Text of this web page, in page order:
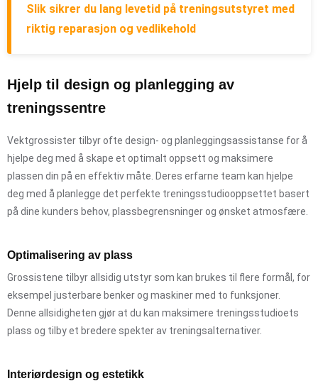
Slik sikrer du lang levetid på treningsutstyret med
riktig reparasjon og vedlikehold
Hjelp til design og planlegging av
treningssentre
Vektgrossister tilbyr ofte design- og planleggingsassistanse for å
hjelpe deg med å skape et optimalt oppsett og maksimere
plassen din på en effektiv måte. Deres erfarne team kan hjelpe
deg med å planlegge det perfekte treningsstudiooppsettet basert
på dine kunders behov, plassbegrensninger og ønsket atmosfære.
Optimalisering av plass
Grossistene tilbyr allsidig utstyr som kan brukes til flere formål, for
eksempel justerbare benker og maskiner med to funksjoner.
Denne allsidigheten gjør at du kan maksimere treningsstudioets
plass og tilby et bredere spekter av treningsalternativer.
Interiørdesign og estetikk